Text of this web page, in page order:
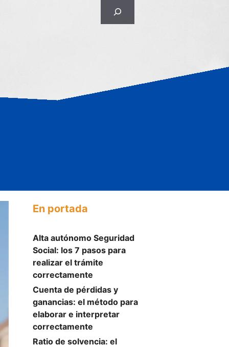
Rechercher
En portada
Alta autónomo Seguridad
Social: los 7 pasos para
realizar el trámite
correctamente
Cuenta de pérdidas y
ganancias: el método para
elaborar e interpretar
correctamente
Ratio de solvencia: el